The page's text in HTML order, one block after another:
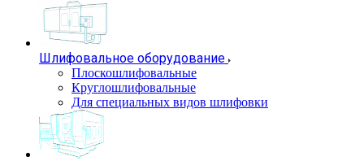
Шлифовальное оборудование
Плоскошлифовальные
Круглошлифовальные
Для специальных видов шлифовки